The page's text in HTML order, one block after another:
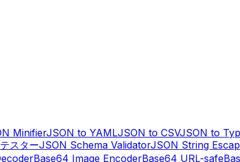
MinifierJSON to YAMLJSON to CSVJSON to
スターJSON Schema ValidatorJSON String
Base64 Image EncoderBase64 URL-safe